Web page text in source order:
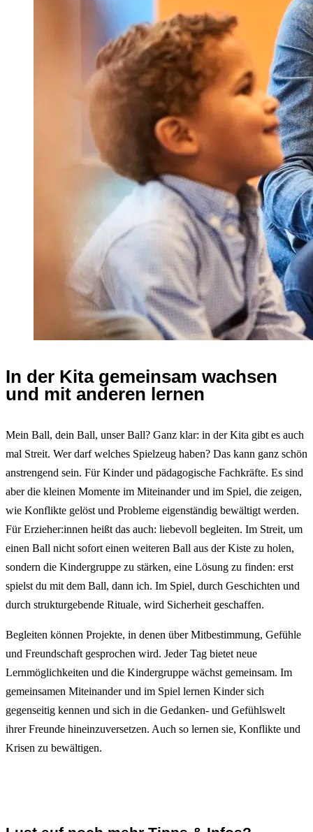
In der Kita gemeinsam wachsen
und mit anderen lernen
Mein Ball, dein Ball, unser Ball? Ganz klar: in der Kita gibt es auch
mal Streit. Wer darf welches Spielzeug haben? Das kann ganz schön
anstrengend sein. Für Kinder und pädagogische Fachkräfte. Es sind
aber die kleinen Momente im Miteinander und im Spiel, die zeigen,
wie Konflikte gelöst und Probleme eigenständig bewältigt werden.
Für Erzieher:innen heißt das auch: liebevoll begleiten. Im Streit, um
einen Ball nicht sofort einen weiteren Ball aus der Kiste zu holen,
sondern die Kindergruppe zu stärken, eine Lösung zu finden: erst
spielst du mit dem Ball, dann ich. Im Spiel, durch Geschichten und
durch strukturgebende Rituale, wird Sicherheit geschaffen.
Begleiten können Projekte, in denen über Mitbestimmung, Gefühle
und Freundschaft gesprochen wird. Jeder Tag bietet neue
Lernmöglichkeiten und die Kindergruppe wächst gemeinsam. Im
gemeinsamen Miteinander und im Spiel lernen Kinder sich
gegenseitig kennen und sich in die Gedanken- und Gefühlswelt
ihrer Freunde hineinzuversetzen. Auch so lernen sie, Konflikte und
Krisen zu bewältigen.